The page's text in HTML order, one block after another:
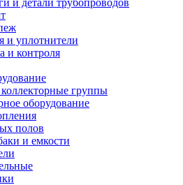
и детали трубопроводов
и уплотнители
и контроля
группы
оборудование
полов
и емкости